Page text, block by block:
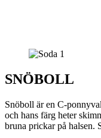
SNÖBOLL
Snöboll är en C-
och hans färg heter
bruna prickar på halsen.